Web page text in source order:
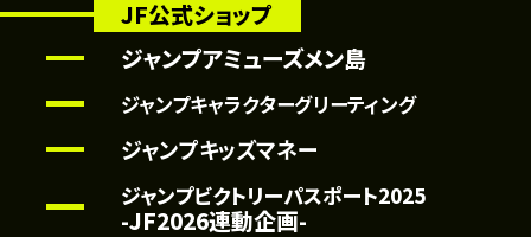
JF公式ショップ
ジャンプアミューズメン島
ジャンプキャラクターグリーティング
ジャンプキッズマネー
ジャンプビクトリーパスポート2025
-JF2026連動企画-